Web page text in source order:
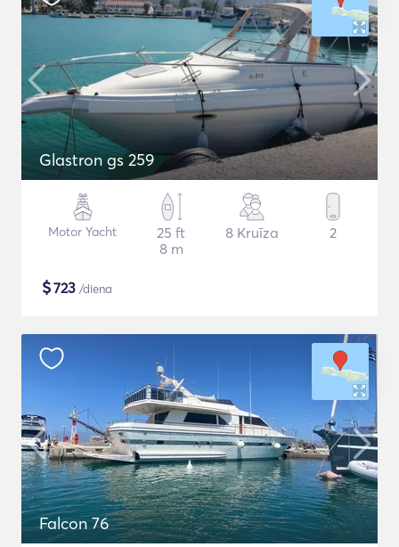
Glastron gs 259
Motor Yacht
25 ft
8 m
8 Kruīza 2
$723 /diena
Falcon 76